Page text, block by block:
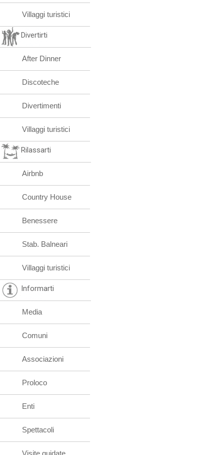
Villaggi turistici
Divertirti
After Dinner
Discoteche
Divertimenti
Villaggi turistici
Rilassarti
Airbnb
Country House
Benessere
Stab. Balneari
Villaggi turistici
Informarti
Media
Comuni
Associazioni
Proloco
Enti
Spettacoli
Visite guidate